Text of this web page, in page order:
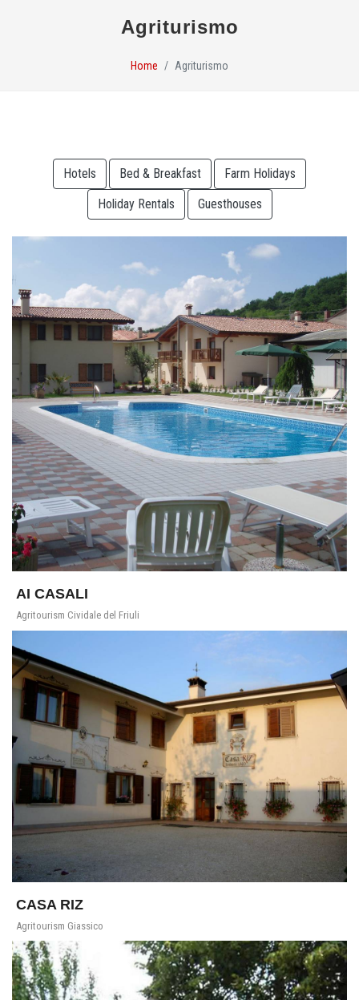
Agriturismo
Home Agriturismo
Hotels Bed & Breakfast
Farm Holidays
Holiday Rentals
Guesthouses
AI CASALI
Agritourism Cividale del Friuli
CASA RIZ
Agritourism Giassico